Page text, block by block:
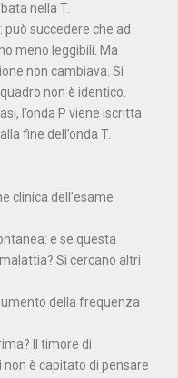
nella T.
succedere che ad
meno leggibili. Ma
non cambiava. Si
non è identico.
l’onda P viene iscritta
fine dell’onda T.
clinica dell’esame
e se questa
Si cercano altri
della frequenza
Il timore di
è capitato di pensare